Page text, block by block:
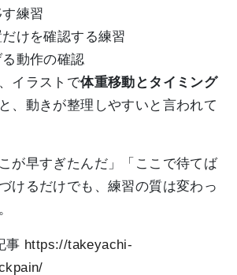
練習
けを確認する練習
動作の確認
イラストで体重移動とタイミング
、動きが整理しやすいと言われて
が早すぎたんだ」「ここで待てば
けるだけでも、練習の質は変わっ
事 https://takeyachi-